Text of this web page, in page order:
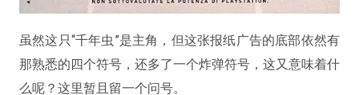
虽然这只“千年虫”是主角，但这张报纸广告的底部依然有
那熟悉的四个符号，还多了一个炸弹符号，这又意味着什
么呢？这里暂且留一个问号。